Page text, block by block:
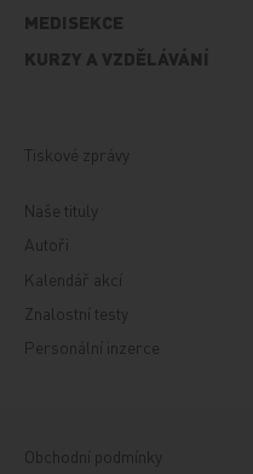
MEDISEKCE
KURZY A VZDĚLÁVÁNÍ
Tiskové zprávy
Naše tituly
Autoři
Kalendář akcí
Znalostní testy
Personální inzerce
Obchodní podmínky